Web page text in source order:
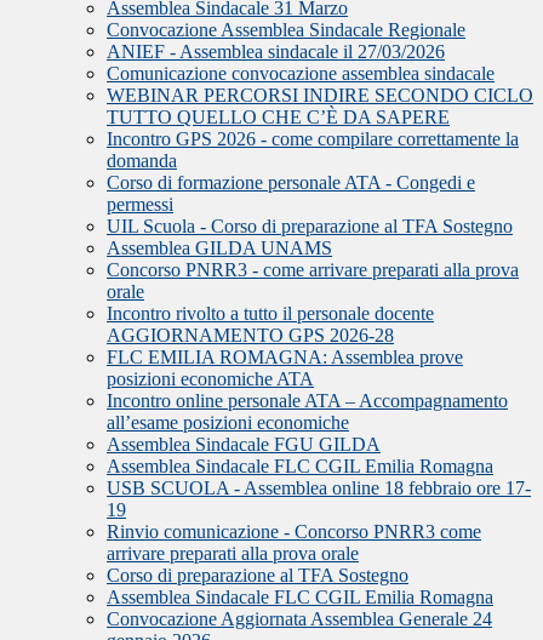
Assemblea Sindacale 31 Marzo
Convocazione Assemblea Sindacale Regionale
ANIEF - Assemblea sindacale il 27/03/2026
Comunicazione convocazione assemblea sindacale
WEBINAR PERCORSI INDIRE SECONDO CICLO
TUTTO QUELLO CHE C’È DA SAPERE
Incontro GPS 2026 - come compilare correttamente la
domanda
Corso di formazione personale ATA - Congedi e
permessi
UIL Scuola - Corso di preparazione al TFA Sostegno
Assemblea GILDA UNAMS
Concorso PNRR3 - come arrivare preparati alla prova
orale
Incontro rivolto a tutto il personale docente
AGGIORNAMENTO GPS 2026-28
FLC EMILIA ROMAGNA: Assemblea prove
posizioni economiche ATA
Incontro online personale ATA – Accompagnamento
all’esame posizioni economiche
Assemblea Sindacale FGU GILDA
Assemblea Sindacale FLC CGIL Emilia Romagna
USB SCUOLA - Assemblea online 18 febbraio ore 17-
19
Rinvio comunicazione - Concorso PNRR3 come
arrivare preparati alla prova orale
Corso di preparazione al TFA Sostegno
Assemblea Sindacale FLC CGIL Emilia Romagna
Convocazione Aggiornata Assemblea Generale 24